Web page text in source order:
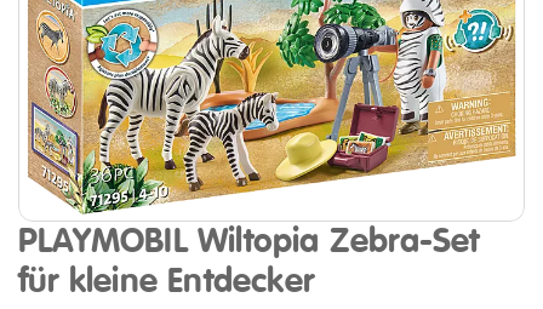
PLAYMOBIL Wiltopia Zebra-Set
für kleine Entdecker